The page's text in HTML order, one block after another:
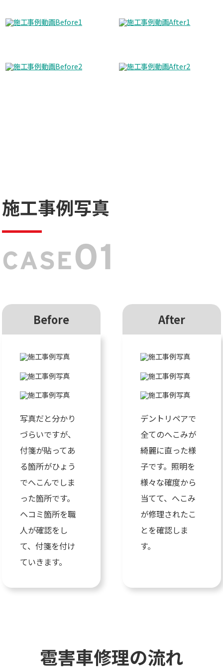
施工事例写真
CASE01
Before
写真だと分かり
づらいですが、
付箋が貼ってあ
る箇所がひょう
でへこんでしま
った箇所です。
ヘコミ箇所を職
人が確認をし
て、付箋を付け
ていきます。
After
デントリペアで
全てのへこみが
綺麗に直った様
子です。照明を
様々な確度から
当てて、へこみ
が修理されたこ
とを確認しま
す。
雹害車修理の流れ